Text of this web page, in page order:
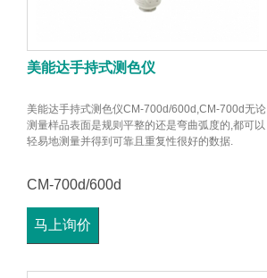
美能达手持式测色仪
美能达手持式测色仪CM-700d/600d,CM-700d无论
测量样品表面是规则平整的还是弯曲弧度的,都可以
轻易地测量并得到可靠且重复性很好的数据.
CM-700d/600d
马上询价